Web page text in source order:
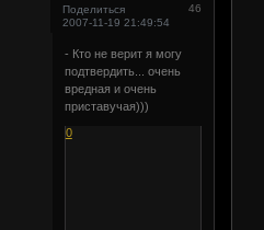
Поделиться
46
2007-11-19 21:49:54
- Кто не верит я могу
подтвердить... очень
вредная и очень
приставучая)))
0